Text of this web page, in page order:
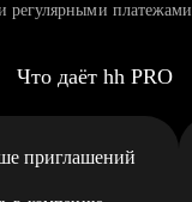
регулярными платежами
Что даёт hh PRO
приглашений